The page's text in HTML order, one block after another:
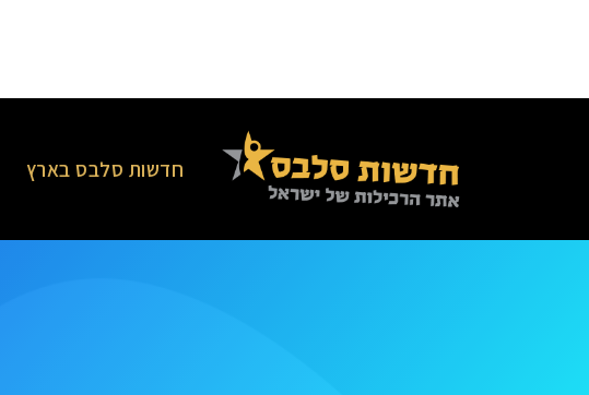
חדשות סלבס בארץ